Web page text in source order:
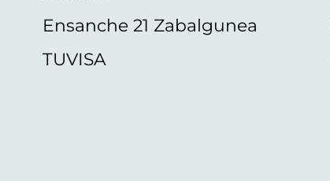
Ensanche 21 Zabalgunea
TUVISA